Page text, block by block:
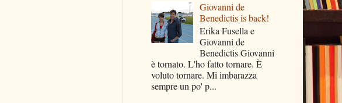
Giovanni de
Benedictis is back!
Erika Fusella e
Giovanni de
Benedictis Giovanni
è tornato. L'ho fatto tornare. È
voluto tornare. Mi imbarazza
sempre un po' p...